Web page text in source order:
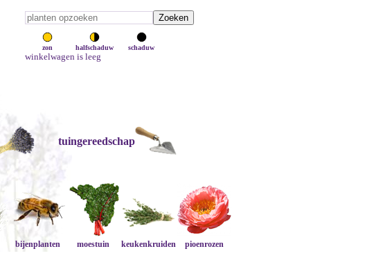
zon halfschaduw schaduw
winkelwagen is leeg
tuingereedschap
bijenplanten moestuin keukenkruiden pioenrozen